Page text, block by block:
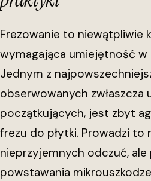
Frezowanie to niewątpliwie
wymagająca umiejętność w
Jednym z
obserwowanych zwłaszcza
początkujących, jest zbyt
frezu do płytki. Prowadzi to
nieprzyjemnych odczuć,
powstawania